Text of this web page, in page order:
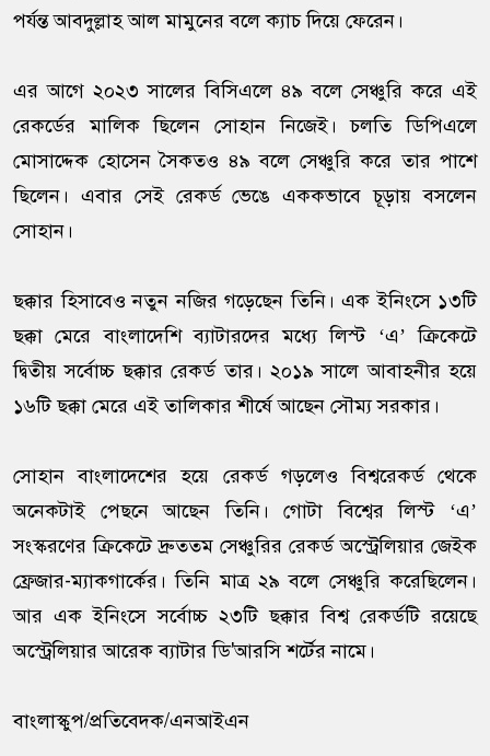
পর্যন্ত আবদুল্লাহ আল মামুনের বলে ক্যাচ দিয়ে ফেরেন।
এর আগে ২০২৩ সালের বিসিএলে ৪৯ বলে সেঞ্চুরি করে এই
রেকর্ডের মালিক ছিলেন সোহান নিজেই। চলতি ডিপিএলে
মোসাদ্দেক হোসেন সৈকতও ৪৯ বলে সেঞ্চুরি করে তার পাশে
ছিলেন। এবার সেই রেকর্ড ভেঙে এককভাবে চূড়ায় বসলেন
সোহান।
ছক্কার হিসাবেও নতুন নজির গড়েছেন তিনি। এক ইনিংসে ১৩টি
ছক্কা মেরে বাংলাদেশি ব্যাটারদের মধ্যে লিস্ট ‘এ’ ক্রিকেটে
দ্বিতীয় সর্বোচ্চ ছক্কার রেকর্ড তার। ২০১৯ সালে আবাহনীর হয়ে
১৬টি ছক্কা মেরে এই তালিকার শীর্ষে আছেন সৌম্য সরকার।
সোহান বাংলাদেশের হয়ে রেকর্ড গড়লেও বিশ্বরেকর্ড থেকে
অনেকটাই পেছনে আছেন তিনি। গোটা বিশ্বের লিস্ট ‘এ’
সংস্করণের ক্রিকেটে দ্রুততম সেঞ্চুরির রেকর্ড অস্ট্রেলিয়ার জেইক
ফ্রেজার-ম্যাকগার্কের। তিনি মাত্র ২৯ বলে সেঞ্চুরি করেছিলেন।
আর এক ইনিংসে সর্বোচ্চ ২৩টি ছক্কার বিশ্ব রেকর্ডটি রয়েছে
অস্ট্রেলিয়ার আরেক ব্যাটার ডি'আরসি শর্টের নামে।
বাংলাস্কুপ/প্রতিবেদক/এনআইএন